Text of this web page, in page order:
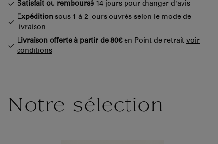
Satisfait ou remboursé 14 jours pour changer d'avis
Expédition sous 1 à 2 jours ouvrés selon le mode de
livraison
Livraison offerte à partir de 80€en Point de retrait voir
conditions
Notre sélection